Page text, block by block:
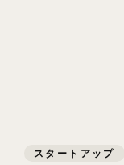
スタートアップ